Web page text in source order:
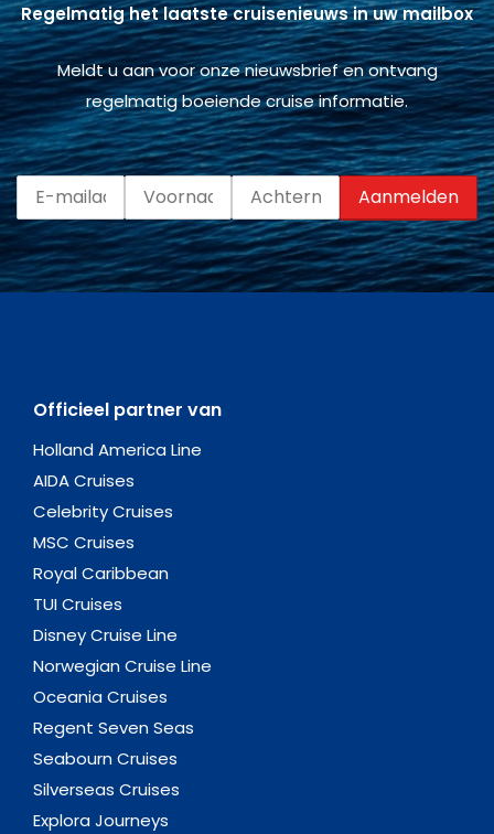
Regelmatig het laatste cruisenieuws in uw mailbox
Meldt u aan voor onze nieuwsbrief en ontvang
regelmatig boeiende cruise informatie.
Officieel partner van
Holland America Line
AIDA Cruises
Celebrity Cruises
MSC Cruises
Royal Caribbean
TUI Cruises
Disney Cruise Line
Norwegian Cruise Line
Oceania Cruises
Regent Seven Seas
Seabourn Cruises
Silverseas Cruises
Explora Journeys